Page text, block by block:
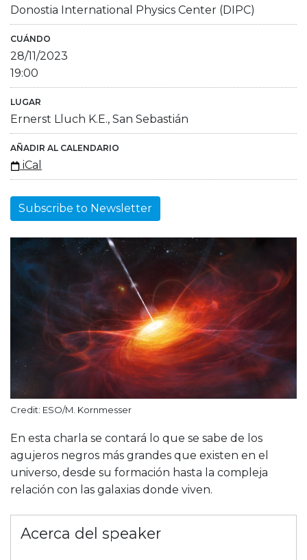
Donostia International Physics Center (DIPC)
CUÁNDO
28/11/2023
19:00
LUGAR
Ernerst Lluch K.E., San Sebastián
AÑADIR AL CALENDARIO
iCal
Subscribe to Newsletter
Credit: ESO/M. Kornmesser
En esta charla se contará lo que se sabe de los
agujeros negros más grandes que existen en el
universo, desde su formación hasta la compleja
relación con las galaxias donde viven.
Acerca del speaker